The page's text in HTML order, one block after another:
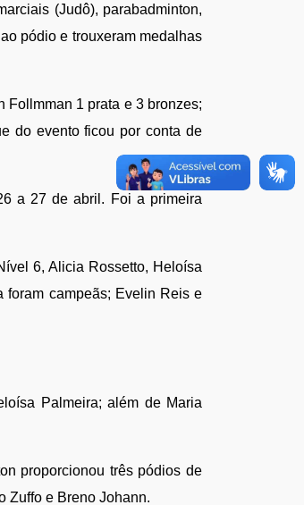
(Judô), parabadminton,
pódio e trouxeram medalhas
Follmman 1 prata e 3 bronzes;
do evento ficou por conta de
a 27 de abril. Foi a primeira
6, Alicia Rossetto, Heloísa
foram campeãs; Evelin Reis e
Palmeira; além de Maria
proporcionou três pódios de
Zuffo e Breno Johann.